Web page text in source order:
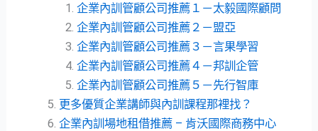
企業內訓管顧公司推薦１－太毅國際顧問
企業內訓管顧公司推薦２－盟亞
企業內訓管顧公司推薦３－言果學習
企業內訓管顧公司推薦４－邦訓企管
企業內訓管顧公司推薦５－先行智庫
更多優質企業講師與內訓課程那裡找？
企業內訓場地租借推薦 – 肯沃國際商務中心